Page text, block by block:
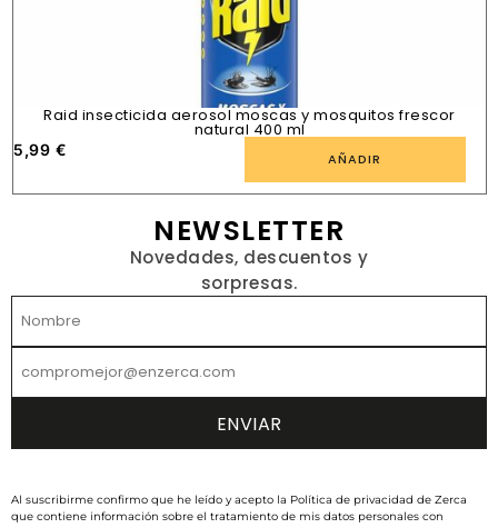
Raid insecticida aerosol moscas y mosquitos frescor
natural 400 ml
5,99 € AÑADIR
NEWSLETTER
Novedades, descuentos y
sorpresas.
Al suscribirme confirmo que he leído y acepto la Política de privacidad de Zerca
que contiene información sobre el tratamiento de mis datos personales con